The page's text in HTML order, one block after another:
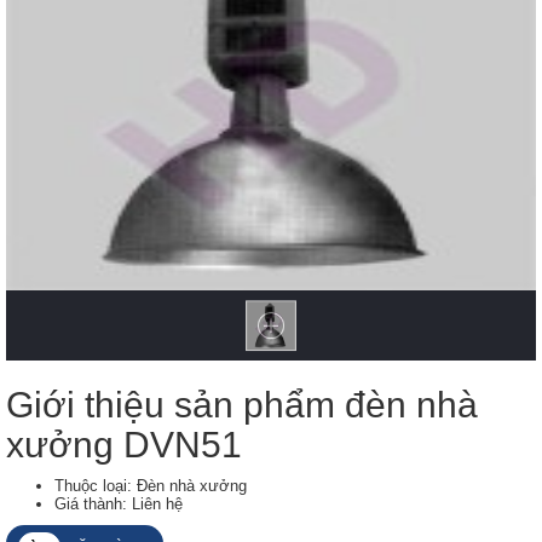
Giới thiệu sản phẩm đèn nhà
xưởng DVN51
Thuộc loại: Đèn nhà xưởng
Giá thành: Liên hệ